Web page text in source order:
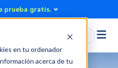
en tu ordenador
acerca de tu
prueba gratis.
Iniciar Sesión